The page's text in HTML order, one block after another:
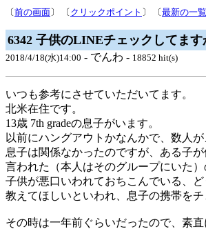
〔前の画面〕 〔 クリックポイント 〕 〔最新の一覧
6342 子供のLINEチェックしてます
2018/4/18(水)14:00 - でんわ - 18852 hit(s)
いつも参考にさせていただいてます。
北米在住です。
13歳 7th gradeの息子がいます。
以前にハングアウトかなんかで、数人
息子は関係なかったのですが、ある子
言われた（本人はそのグループにいた
子供が悪口いわれておちこんでいる、
教えてほしいといわれ、息子の携帯をチ
その時は一年前ぐらいだったので、素